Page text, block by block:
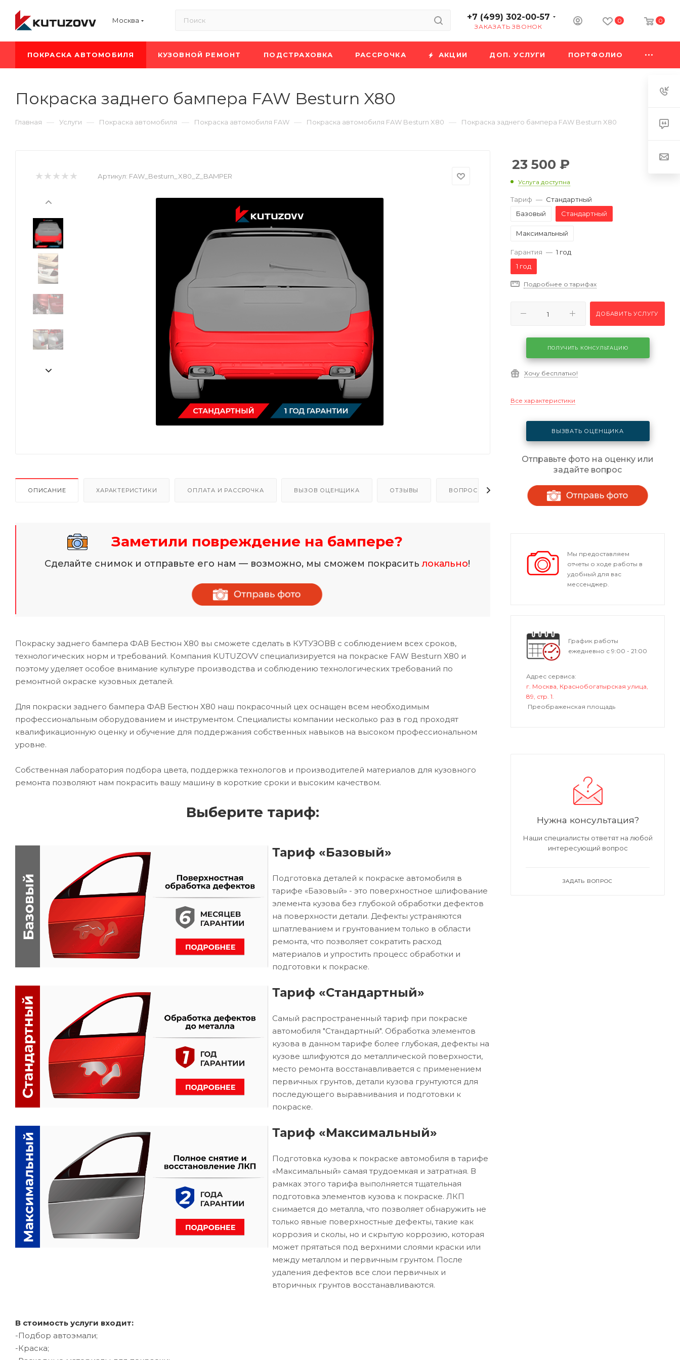
Москва +7 (499) 302-00-57
ЗАКАЗАТЬ ЗВОНОК
0 0
ПОКРАСКА АВТОМОБИЛЯ КУЗОВНОЙ РЕМОНТ ПОДСТРАХОВКА РАССРОЧКА АКЦИИ ДОП. УСЛУГИ ПОРТФОЛИО
Покраска заднего бампера FAW Besturn X80
Главная — Услуги — Покраска автомобиля — Покраска автомобиля FAW — Покраска автомобиля FAW Besturn X80 — Покраска заднего бампера FAW Besturn X80
Артикул: FAW_Besturn_X80_Z_BAMPER
ОПИСАНИЕ ХАРАКТЕРИСТИКИ ОПЛАТА И РАССРОЧКА ВЫЗОВ ОЦЕНЩИКА ОТЗЫВЫ ВОПРОСЫ - ОТВЕТЫ
Заметили повреждение на бампере?
Сделайте снимок и отправьте его нам — возможно, мы сможем покраситьлокально!
Покраску заднего бампера ФАВ Бестюн Х80 вы сможете сделать в КУТУЗОВВ с соблюдением всех сроков,
технологических норм и требований. Компания KUTUZOVV специализируется на покраске FAW Besturn X80 и
поэтому уделяет особое внимание культуре производства и соблюдению технологических требований по
ремонтной окраске кузовных деталей.
Для покраски заднего бампера ФАВ Бестюн Х80 наш покрасочный цех оснащен всем необходимым
профессиональным оборудованием и инструментом. Специалисты компании несколько раз в год проходят
квалификационную оценку и обучение для поддержания собственных навыков на высоком профессиональном
уровне.
Собственная лаборатория подбора цвета, поддержка технологов и производителей материалов для кузовного
ремонта позволяют нам покрасить вашу машину в короткие сроки и высоким качеством.
Выберите тариф:
Тариф «Базовый»
Подготовка деталей к покраске автомобиля в
тарифе «Базовый» - это поверхностное шлифование
элемента кузова без глубокой обработки дефектов
на поверхности детали. Дефекты устраняются
шпатлеванием и грунтованием только в области
ремонта, что позволяет сократить расход
материалов и упростить процесс обработки и
подготовки к покраске.
Тариф «Стандартный»
Самый распространенный тариф при покраске
автомобиля "Стандартный". Обработка элементов
кузова в данном тарифе более глубокая, дефекты на
кузове шлифуются до металлической поверхности,
место ремонта восстанавливается с применением
первичных грунтов, детали кузова грунтуются для
последующего выравнивания и подготовки к
покраске.
Тариф «Максимальный»
Подготовка кузова к покраске автомобиля в тарифе
«Максимальный» самая трудоемкая и затратная. В
рамках этого тарифа выполняется тщательная
подготовка элементов кузова к покраске. ЛКП
снимается до металла, что позволяет обнаружить не
только явные поверхностные дефекты, такие как
коррозия и сколы, но и скрытую коррозию, которая
может прятаться под верхними слоями краски или
между металлом и первичным грунтом. После
удаления дефектов все слои первичных и
вторичных грунтов восстанавливаются.
В стоимость услуги входит:
-Подбор автоэмали;
-Краска;
23 500 ₽
Услуга доступна
Тариф — Стандартный
Базовый
Стандартный
Максимальный
Гарантия — 1 год
1 год
Подробнее о тарифах
ДОБАВИТЬ УСЛУГУ
ПОЛУЧИТЬ КОНСУЛЬТАЦИЮ
Хочу бесплатно!
Все характеристики
ВЫЗВАТЬ ОЦЕНЩИКА
Отправьте фото на оценку или
задайте вопрос
Мы предоставляем
отчеты о ходе работы в
удобный для вас
мессенджер.
График работы
ежедневно с 9:00 - 21:00
Адрес сервиса:
г. Москва, Краснобогатырская улица,
89, стр. 1.
Преображенская площадь
Нужна консультация?
Наши специалисты ответят на любой
интересующий вопрос
ЗАДАТЬ ВОПРОС